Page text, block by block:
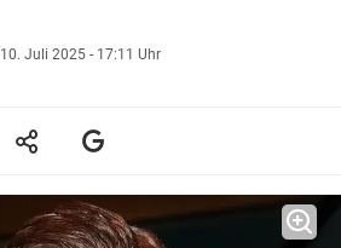
10. Juli 2025 - 17:11 Uhr